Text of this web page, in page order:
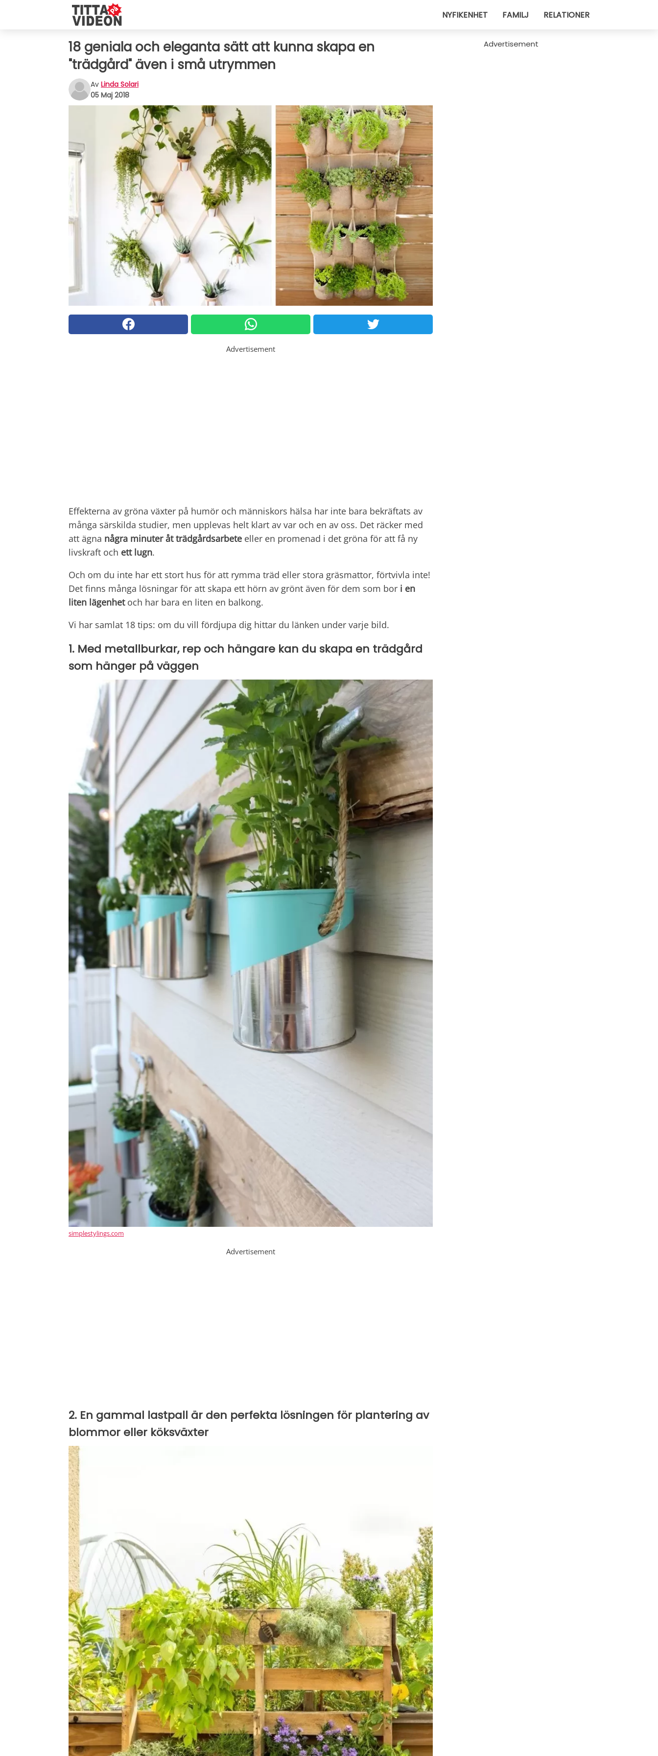
NYFIKENHET FAMILJ RELATIONER
18 geniala och eleganta sätt att kunna skapa en
"trädgård" även i små utrymmen
Av Linda Solari
05 Maj 2018
Advertisement
Effekterna av gröna växter på humör och människors hälsa har inte bara bekräftats av
många särskilda studier, men upplevas helt klart av var och en av oss. Det räcker med
att ägna några minuter åt trädgårdsarbete eller en promenad i det gröna för att få ny
livskraft och ett lugn.
Och om du inte har ett stort hus för att rymma träd eller stora gräsmattor, förtvivla inte!
Det finns många lösningar för att skapa ett hörn av grönt även för dem som bor i en
liten lägenhetoch har bara en liten en balkong.
Vi har samlat 18 tips: om du vill fördjupa dig hittar du länken under varje bild.
1. Med metallburkar, rep och hängare kan du skapa en trädgård
som hänger på väggen
simplestylings.com
Advertisement
2. En gammal lastpall är den perfekta lösningen för plantering av
blommor eller köksväxter
Advertisement